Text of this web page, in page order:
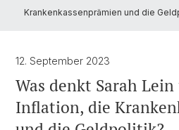
Krankenkassenprämien und die
12. September 2023
Was denkt Sarah
Inflation, die